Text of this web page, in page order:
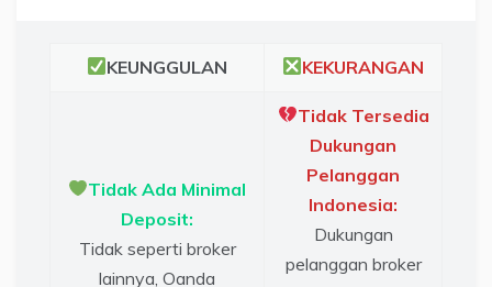
KEUNGGULAN KEKURANGAN
Tidak Ada Minimal
Deposit:
Tidak seperti broker
lainnya, Oanda
Tidak Tersedia
Dukungan
Pelanggan
Indonesia:
Dukungan
pelanggan broker